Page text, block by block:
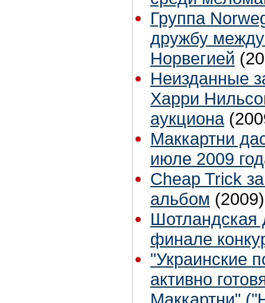
Группа
дружбу
Норвегией
Неизданные
Харри
аукциона
Маккартни
июле 2009
Cheap Trick
альбом (2009)
Шотландская
финале
"Украинские
активно